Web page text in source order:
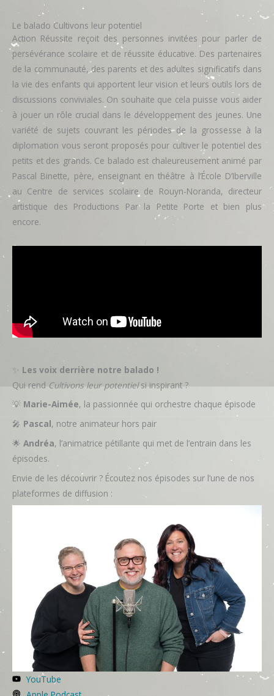
Le balado Cultivons leur potentiel
Action Réussite reçoit des personnes invitées pour parler de
persévérance scolaire et de réussite éducative. Des partenaires
de la communauté, des parents et des adultes significatifs dans
la vie des enfants qui apportent leur vision et leurs outils lors de
discussions conviviales. On souhaite que cela puisse vous aider
à jouer un rôle crucial dans le développement des jeunes. Une
variété de sujets couvrant les périodes de la grossesse à la
diplomation vous seront proposés pour cultiver le potentiel des
petits et des grands. Ce balado est chaleureusement animé par
Pascal Binette, père, enseignant en théâtre à l’École D’Iberville
au Centre de services scolaire de Rouyn-Noranda, directeur
artistique des Productions Par la Petite Porte et bien plus
encore.
✨ Les voix derrière notre balado !
Qui rend Cultivons leur potentielsi inspirant ?
💡 Marie-Aimée, la passionnée qui orchestre chaque épisode
🎤 Pascal, notre animateur hors pair
🌟 Andréa, l’animatrice pétillante qui met de l’entrain dans les
épisodes.
Envie de les découvrir ? Écoutez nos épisodes sur l’une de nos
plateformes de diffusion :
YouTube